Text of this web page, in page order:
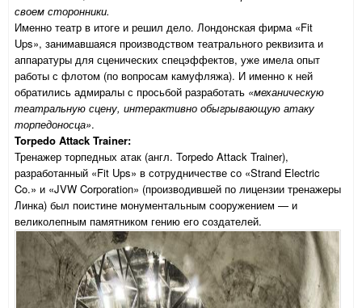
своем сторонники.
Именно театр в итоге и решил дело. Лондонская фирма «Fit
Ups», занимавшаяся производством театрального реквизита и
аппаратуры для сценических спецэффектов, уже имела опыт
работы с флотом (по вопросам камуфляжа). И именно к ней
обратились адмиралы с просьбой разработать «механическую
театральную сцену, интерактивно обыгрывающую атаку
торпедоносца».
Torpedo Attack Trainer:
Тренажер торпедных атак (англ. Torpedo Attack Trainer),
разработанный «Fit Ups» в сотрудничестве со «Strand Electric
Co.» и «JVW Corporation» (производившей по лицензии тренажеры
Линка) был поистине монументальным сооружением — и
великолепным памятником гению его создателей.